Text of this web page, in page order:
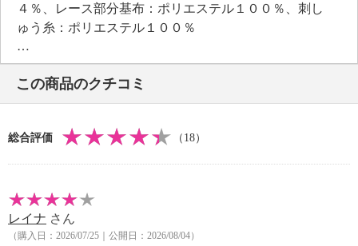
４％、レース部分基布：ポリエステル１００％、刺し
ゅう糸：ポリエステル１００％
・裏地：レース裏部分：ポリエステル１００％
・リブ部分：ポリエステル９７％、ポリウレタン３％
【メンテナンス（絵表示ラベル）】
・手洗い：可
・タンブル乾燥：不可
・自然乾燥：日陰の吊り干し
・ドライクリーニング：石油系ドライクリーニング可
・ウエットクリーニング：可
【メンテナンス（ケアラベル）】
この商品のクチコミ
総合評価 （18）
レイナ さん
（購入日：2026/07/25｜公開日：2026/08/04）